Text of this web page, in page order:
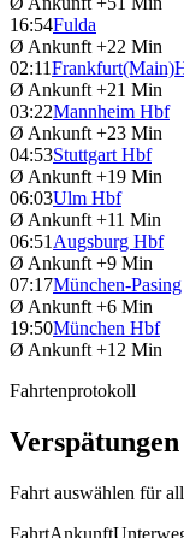
16:54Fulda
Ø Ankunft +22 Min
02:11
Ø Ankunft +21 Min
03:22Mannheim Hbf
Ø Ankunft +23 Min
04:53Stuttgart Hbf
Ø Ankunft +19 Min
06:03Ulm Hbf
Ø Ankunft +11 Min
06:51Augsburg Hbf
Ø Ankunft +9 Min
07:17München-Pasing
Ø Ankunft +6 Min
19:50München Hbf
Ø Ankunft +12 Min
Fahrtenprotokoll
Fahrt auswählen für